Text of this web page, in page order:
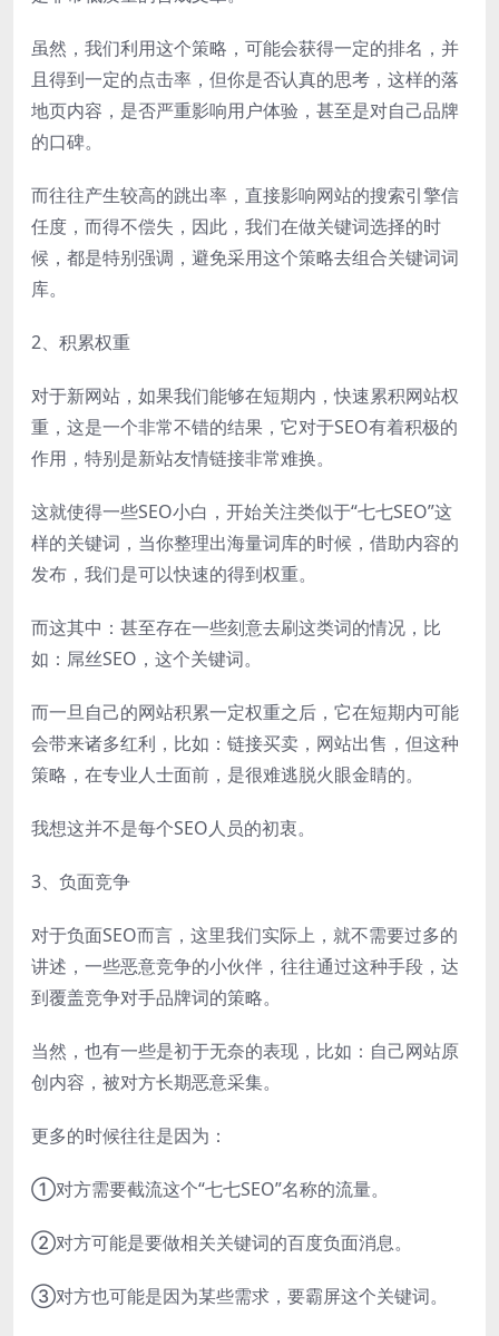
虽然，我们利用这个策略，可能会获得一定的排名，并
且得到一定的点击率，但你是否认真的思考，这样的落
地页内容，是否严重影响用户体验，甚至是对自己品牌
的口碑。
而往往产生较高的跳出率，直接影响网站的搜索引擎信
任度，而得不偿失，因此，我们在做关键词选择的时
候，都是特别强调，避免采用这个策略去组合关键词词
库。
2、积累权重
对于新网站，如果我们能够在短期内，快速累积网站权
重，这是一个非常不错的结果，它对于SEO有着积极的
作用，特别是新站友情链接非常难换。
这就使得一些SEO小白，开始关注类似于“七七SEO”这
样的关键词，当你整理出海量词库的时候，借助内容的
发布，我们是可以快速的得到权重。
而这其中：甚至存在一些刻意去刷这类词的情况，比
如：屌丝SEO，这个关键词。
而一旦自己的网站积累一定权重之后，它在短期内可能
会带来诸多红利，比如：链接买卖，网站出售，但这种
策略，在专业人士面前，是很难逃脱火眼金睛的。
我想这并不是每个SEO人员的初衷。
3、负面竞争
对于负面SEO而言，这里我们实际上，就不需要过多的
讲述，一些恶意竞争的小伙伴，往往通过这种手段，达
到覆盖竞争对手品牌词的策略。
当然，也有一些是初于无奈的表现，比如：自己网站原
创内容，被对方长期恶意采集。
更多的时候往往是因为：
①对方需要截流这个“七七SEO”名称的流量。
②对方可能是要做相关关键词的百度负面消息。
③对方也可能是因为某些需求，要霸屏这个关键词。